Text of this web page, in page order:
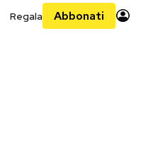
Regala Abbonati